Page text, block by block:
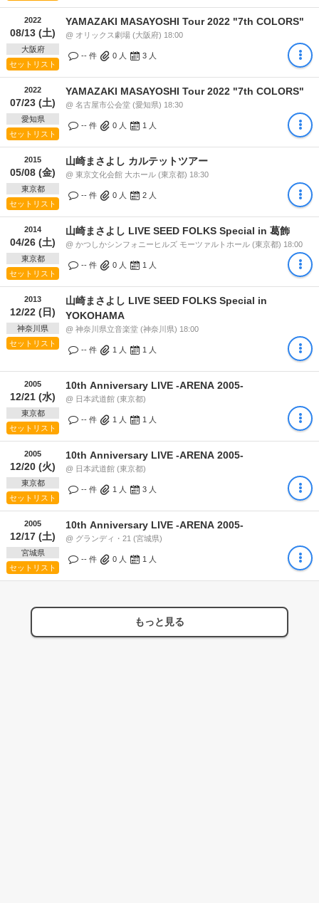
2022
08/13 (土)
大阪府
セットリスト
YAMAZAKI MASAYOSHI Tour 2022 "7th COLORS"
@ オリックス劇場 (大阪府) 18:00
-- 件 0 人 3 人
2022
07/23 (土)
愛知県
セットリスト
YAMAZAKI MASAYOSHI Tour 2022 "7th COLORS"
@ 名古屋市公会堂 (愛知県) 18:30
-- 件 0 人 1 人
2015
05/08 (金)
東京都
セットリスト
山崎まさよし カルテットツアー
@ 東京文化会館 大ホール (東京都) 18:30
-- 件 0 人 2 人
2014
04/26 (土)
東京都
セットリスト
山崎まさよし LIVE SEED FOLKS Special in 葛飾
@ かつしかシンフォニーヒルズ モーツァルトホール (東京都) 18:00
-- 件 0 人 1 人
2013
12/22 (日)
神奈川県
セットリスト
山崎まさよし LIVE SEED FOLKS Special in
YOKOHAMA
@ 神奈川県立音楽堂 (神奈川県) 18:00
-- 件 1 人 1 人
2005
12/21 (水)
東京都
セットリスト
10th Anniversary LIVE -ARENA 2005-
@ 日本武道館 (東京都)
-- 件 1 人 1 人
2005
12/20 (火)
東京都
セットリスト
10th Anniversary LIVE -ARENA 2005-
@ 日本武道館 (東京都)
-- 件 1 人 3 人
2005
12/17 (土)
宮城県
セットリスト
10th Anniversary LIVE -ARENA 2005-
@ グランディ・21 (宮城県)
-- 件 0 人 1 人
もっと見る